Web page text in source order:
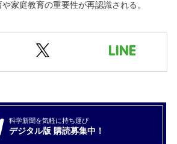
家庭教育の重要性が再認識される。
科学新聞を気軽に持ち運び
デジタル版 購読募集中！